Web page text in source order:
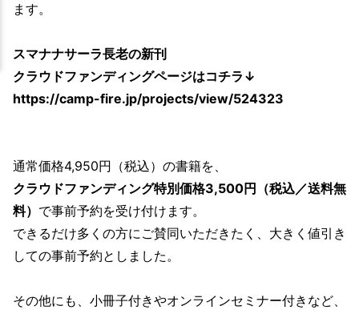
ます。
スマナナサーラ長老の新刊
クラウドファンディングページはコチラ↓
https://camp-fire.jp/projects/view/524323
通常価格4,950円（税込）の書籍を、
クラウドファンディング特別価格3,500円（税込／送料無
料） で事前予約を受け付けます。
できるだけ多くの方にご賛同いただきたく、大きく値引き
しての事前予約としました。
その他にも、小冊子付きやオンラインセミナー付きなど、